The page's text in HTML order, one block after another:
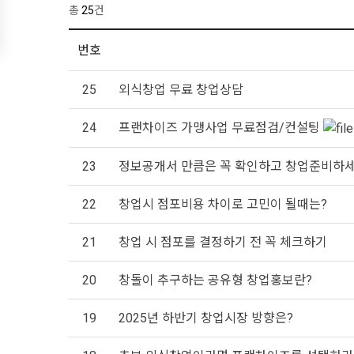
총25건
번호
25 외식창업 무료 창업상담
24 프랜차이즈 가맹사업 무료점검/컨설팅
23 정보공개서 만큼은 꼭 확인하고 창업준비하
22 창업시 점포비용 차이로 고민이 될때는?
21 창업 시 점포를 결정하기 전 꼭 체크하기
20 창돌이 추구하는 공유형 창업홍보란?
19 2025년 하반기 창업시장 방향은?